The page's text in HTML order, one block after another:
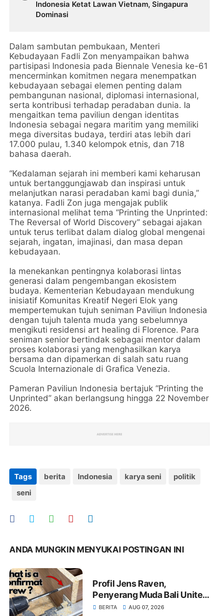
Indonesia Ketat Lawan Vietnam, Singapura
Dominasi
Dalam sambutan pembukaan, Menteri
Kebudayaan Fadli Zon menyampaikan bahwa
partisipasi Indonesia pada Biennale Venesia ke-61
mencerminkan komitmen negara menempatkan
kebudayaan sebagai elemen penting dalam
pembangunan nasional, diplomasi internasional,
serta kontribusi terhadap peradaban dunia. Ia
mengaitkan tema paviliun dengan identitas
Indonesia sebagai negara maritim yang memiliki
mega diversitas budaya, terdiri atas lebih dari
17.000 pulau, 1.340 kelompok etnis, dan 718
bahasa daerah.
“Kedalaman sejarah ini memberi kami keharusan
untuk bertanggungjawab dan inspirasi untuk
melanjutkan narasi peradaban kami bagi dunia,”
katanya. Fadli Zon juga mengajak publik
internasional melihat tema “Printing the Unprinted:
The Reversal of World Discovery” sebagai ajakan
untuk terus terlibat dalam dialog global mengenai
sejarah, ingatan, imajinasi, dan masa depan
kebudayaan.
Ia menekankan pentingnya kolaborasi lintas
generasi dalam pengembangan ekosistem
budaya. Kementerian Kebudayaan mendukung
inisiatif Komunitas Kreatif Negeri Elok yang
mempertemukan tujuh seniman Paviliun Indonesia
dengan tujuh talenta muda yang sebelumnya
mengikuti residensi art healing di Florence. Para
seniman senior bertindak sebagai mentor dalam
proses kolaborasi yang menghasilkan karya
bersama dan dipamerkan di salah satu ruang
Scuola Internazionale di Grafica Venezia.
Pameran Paviliun Indonesia bertajuk “Printing the
Unprinted” akan berlangsung hingga 22 November
2026.
Tags berita Indonesia karya seni
politik
seni
ANDA MUNGKIN MENYUKAI POSTINGAN INI
Profil Jens Raven,
Penyerang Muda Bali United
yang Cetak Nama di Timnas
BERITA AUG 07, 2026